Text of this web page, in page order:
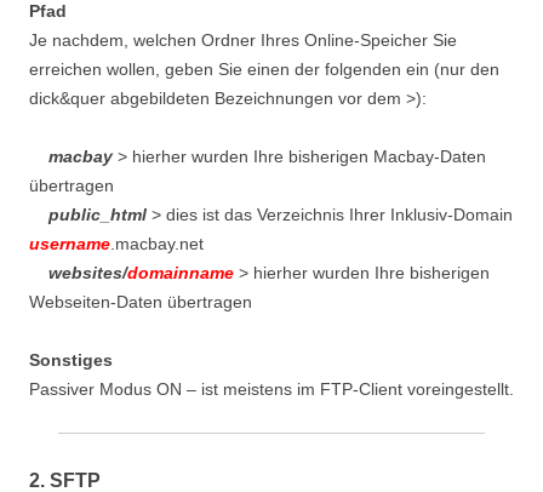
Pfad
Je nachdem, welchen Ordner Ihres Online-Speicher Sie
erreichen wollen, geben Sie einen der folgenden ein (nur den
dick&quer abgebildeten Bezeichnungen vor dem >):
macbay > hierher wurden Ihre bisherigen Macbay-Daten
übertragen
public_html > dies ist das Verzeichnis Ihrer Inklusiv-Domain
username .macbay.net
websites/domainname > hierher wurden Ihre bisherigen
Webseiten-Daten übertragen
Sonstiges
Passiver Modus ON – ist meistens im FTP-Client voreingestellt.
2. SFTP